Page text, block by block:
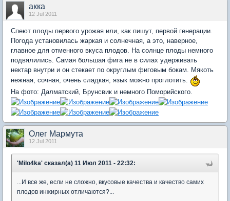
акка
12 Jul 2011
Спеют плоды первого урожая или, как пишут, первой генерации.
Погода установилась жаркая и солнечная, а это, наверное,
главное для отменного вкуса плодов. На солнце плоды немного
подвялились. Самая большая фига не в силах удерживать
нектар внутри и он стекает по округлым фиговым бокам. Мякоть
нежная, сочная, очень сладкая, язык можно проглотить.
На фото: Далматский, Брунсвик и немного Поморийского.
Олег Мармута
12 Jul 2011
'Milo4ka' сказал(а) 11 Июл 2011 - 22:32:
...И все же, если не сложно, вкусовые качества и качество самих
плодов инжирных отличаются?...